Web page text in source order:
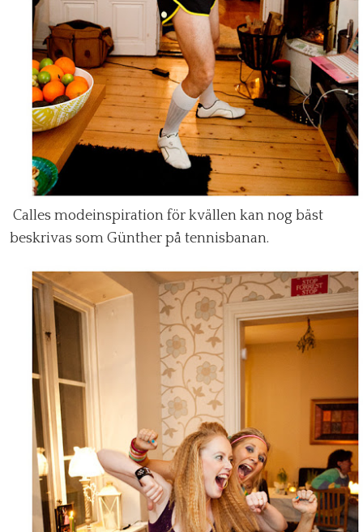
Calles modeinspiration för kvällen kan nog bäst
beskrivas som Günther på tennisbanan.